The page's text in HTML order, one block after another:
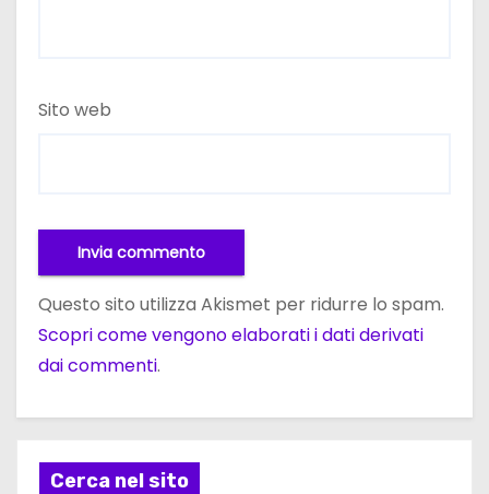
Sito web
Questo sito utilizza Akismet per ridurre lo spam.
Scopri come vengono elaborati i dati derivati
dai commenti.
Cerca nel sito